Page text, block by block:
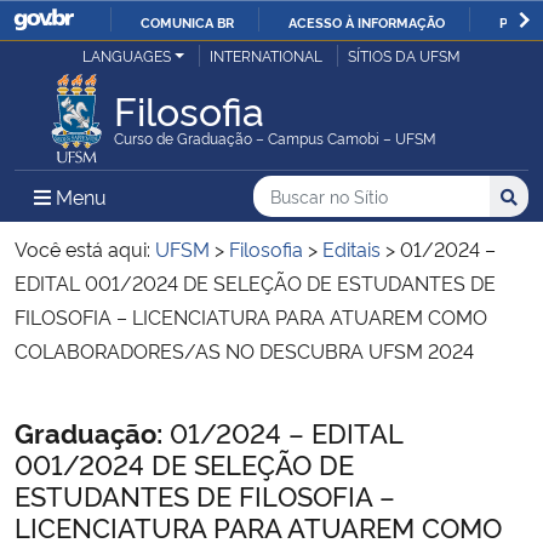
IR
COMUNICA BR ACESSO À INFORMAÇÃO
Ministério da Justiça e Segurança Pública
Ministério da Defesa
Ministério das Relações Exteriores
Ministério da Economia
Ministério da Agricultura, Pecuária e Abastecimento
Ministério da Educação
LANGUAGES INTERNATIONAL SÍTIOS DA UFSM
Filosofia
Curso de Graduação – Campus Camobi – UFSM
Menu Menu Principal do Sítio
Busca
Buscar no no Sítio
Busca:
Você está aqui: UFSM > Filosofia > Editais >01/2024 –
EDITAL 001/2024 DE SELEÇÃO DE ESTUDANTES DE
FILOSOFIA – LICENCIATURA PARA ATUAREM COMO
COLABORADORES/AS NO DESCUBRA UFSM 2024
Início do conteúdo
Graduação: 01/2024 – EDITAL
001/2024 DE SELEÇÃO DE
ESTUDANTES DE FILOSOFIA –
LICENCIATURA PARA ATUAREM COMO